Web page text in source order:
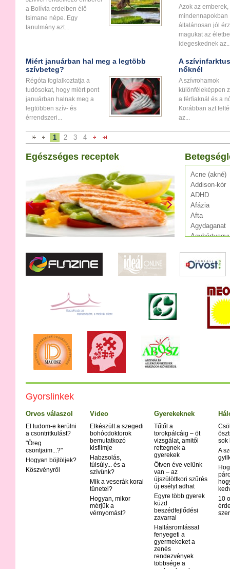
a Bolívia erdeiben élő
tsimane népe. Egy
tanulmány azt...
Azok az emberek,
mindennapokban
általánosan jól
magukat az
idegeskednek
Miért januárban hal meg a legtöbb
szívbeteg?
Régóta foglalkoztatja a
tudósokat, hogy miért pont
januárban halnak meg a
legtöbben szív- és
érrendszeri...
A
nőknél
A szívrohamok
különféleképpen
a férfiaknál és a
Korábban azt
az...
1 2 3 4
Egészséges receptek
Acne (akné)
Addison-kór
ADHD
Afázia
Afta
Agydaganat
Agyvérzés
Alkoholizmus
Allergia
Álmatlanság
Alzheimer-
Atópiás
Bipoláris
Bölcsőhalál
Bőrrák
Botulizmus
Bulimia
Crohn -
Csalánkiütés
Cushing-kór
Demencia
Disgrafia
Gyorslinkek
Orvos válaszol
El tudom-e kerülni
a csontritkulást?
"Öreg
csontjaim...?"
Hogyan böjtöljek?
Köszvényről
Video
Elkészült a szegedi
bohócdoktorok
bemutatkozó
kisfilmje
Habzsolás,
túlsúly... és a
szívünk?
Mik a veserák korai
tünetei?
Hogyan, mikor
mérjük a
vérnyomást?
Gyerekeknek
Tűtől a
torokpálcáig – öt
vizsgálat, amitől
rettegnek a
gyerekek
Ötven éve velünk
van – az
újszülöttkori szűrés
új esélyt adhat
Egyre több gyerek
küzd
beszédfejlődési
zavarral
Hallásromlással
fenyegeti a
gyermekeket a
zenés
rendezvények
többsége a
sok
A
10